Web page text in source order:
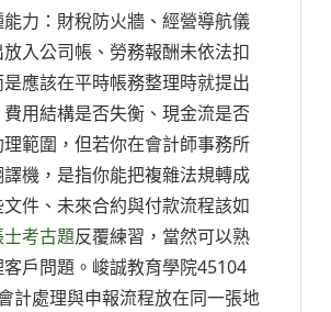
力：財稅防火牆、經營導航儀
入公司帳、勞務報酬未依法扣
應該在平時帳務整理時就提出
用結構是否失衡、現金流是否
範圍，但若你在會計師事務所
機，是指你能把複雜法規轉成
件、未來合約與付款流程該如
考古題反覆練習，當然可以熟
戶問題。峻誠教育學院45104
計處理與申報流程放在同一張地